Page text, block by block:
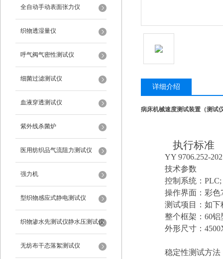
仪
全自动手动表面张力仪
织物透湿量仪
呼气阀气密性测试仪
细菌过滤测试仪
血液穿透测试仪
紫外线杀菌炉
医用纺织品气流阻力测试仪
强力机
型织物感应式静电测试仪
织物渗水先测试仪静水压测试仪
无纺布干态落絮测试仪
详细介绍
病床机械速度测试装置（测试
执行标准
YY 9706.252-
技术参数
控制系统： PLC;
操作界面：彩色
测试项目：如下
整个框架： 60铝
外形尺寸：
稳定性测试方法